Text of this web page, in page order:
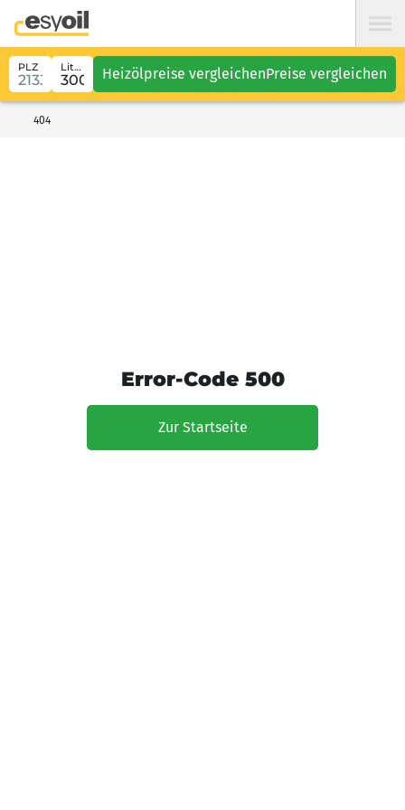
PLZ Liter Heizölpreise vergleichenPreise vergleichen
404
Error-Code 500
Zur Startseite